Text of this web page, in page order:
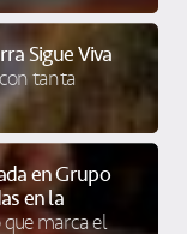
Sigue Viva
tanta
en Grupo
en la
marca el